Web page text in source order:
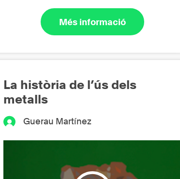
Més informació
La història de l’ús dels
metalls
Guerau Martínez